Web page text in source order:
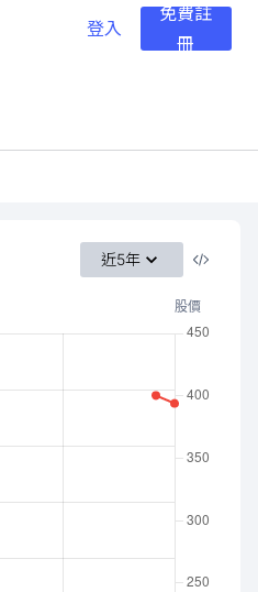
登入
免費註
冊
近5年